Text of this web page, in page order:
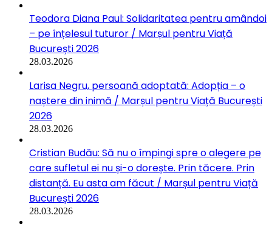
Teodora Diana Paul: Solidaritatea pentru amândoi
– pe înțelesul tuturor / Marșul pentru Viață
București 2026
28.03.2026
Larisa Negru, persoană adoptată: Adopția – o
naștere din inimă / Marșul pentru Viață București
2026
28.03.2026
Cristian Budău: Să nu o împingi spre o alegere pe
care sufletul ei nu și-o dorește. Prin tăcere. Prin
distanță. Eu asta am făcut / Marșul pentru Viață
București 2026
28.03.2026